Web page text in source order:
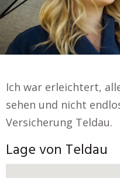
Ich war erleichtert,
sehen und nicht
Versicherung Teldau.
Lage von Teldau